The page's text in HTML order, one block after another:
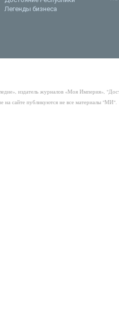
Легенды бизнеса
издатель журналов «Моя Империя»,
на сайте публикуются не все материалы "МИ".